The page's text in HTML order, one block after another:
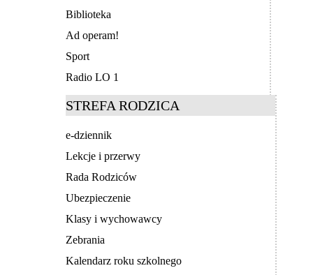
Biblioteka
Ad operam!
Sport
Radio LO 1
STREFA RODZICA
e-dziennik
Lekcje i przerwy
Rada Rodziców
Ubezpieczenie
Klasy i wychowawcy
Zebrania
Kalendarz roku szkolnego